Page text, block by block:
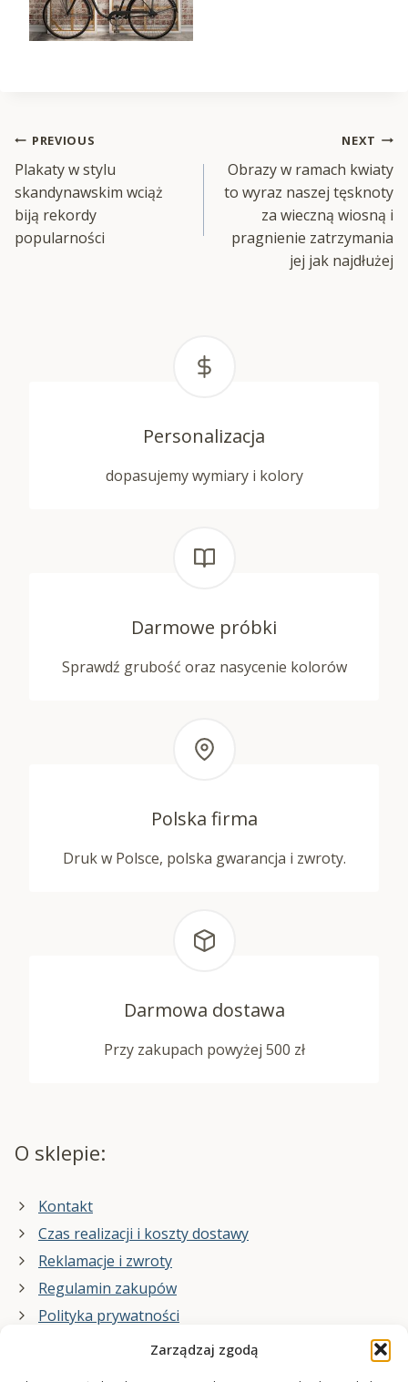
Zarządzaj zgodą
Nawigacja
wpisu
PREVIOUS
Plakaty w stylu
skandynawskim wciąż
biją rekordy
popularności
NEXT
Obrazy w ramach kwiaty
to wyraz naszej tęsknoty
za wieczną wiosną i
pragnienie zatrzymania
jej jak najdłużej
Personalizacja
dopasujemy wymiary i kolory
Darmowe próbki
Sprawdź grubość oraz nasycenie kolorów
Polska firma
Druk w Polsce, polska gwarancja i zwroty.
Darmowa dostawa
Przy zakupach powyżej 500 zł
O sklepie:
Kontakt
Czas realizacji i koszty dostawy
Reklamacje i zwroty
Regulamin zakupów
Polityka prywatności